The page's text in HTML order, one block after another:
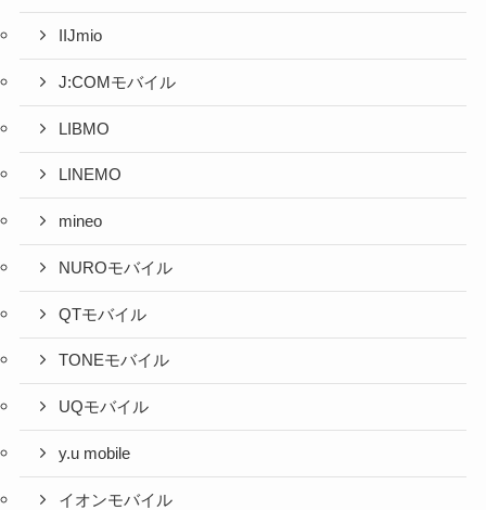
IIJmio
J:COMモバイル
LIBMO
LINEMO
mineo
NUROモバイル
QTモバイル
TONEモバイル
UQモバイル
y.u mobile
イオンモバイル